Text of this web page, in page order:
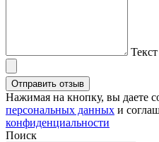
Отправить отзыв
Нажимая на кнопку, вы даете
персональных данных и
конфиденциальности
Поиск